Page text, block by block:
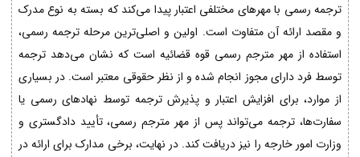
ترجمه رسمی با مهرهای مختلفی اعتبار پیدا می‌کند که بسته به نوع مدرک
و مقصد ارائه آن متفاوت است. اولین و اصلی‌ترین مرحله ترجمه رسمی،
استفاده از مهر مترجم رسمی قوه قضائیه است که نشان می‌دهد ترجمه
توسط فرد دارای مجوز انجام شده و از نظر حقوقی معتبر است. در بسیاری
از موارد، برای افزایش اعتبار و پذیرش ترجمه توسط نهادهای رسمی یا
سفارت‌ها، ترجمه می‌تواند پس از مهر مترجم رسمی، تأیید دادگستری و
وزارت امور خارجه را نیز دریافت کند. در نهایت، برخی مدارک برای ارائه در